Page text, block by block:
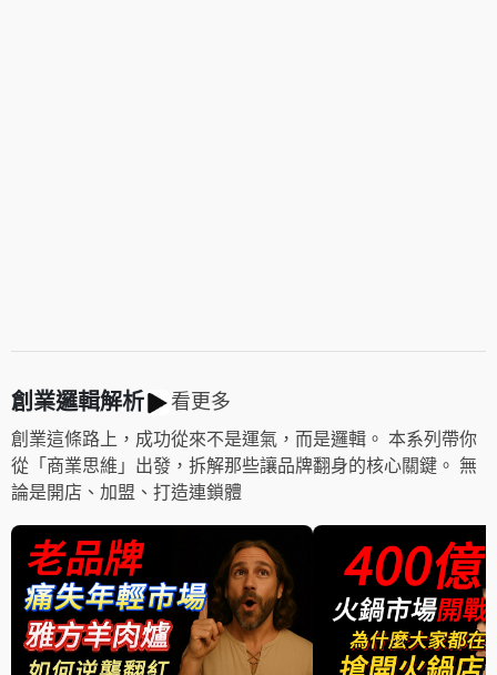
創業邏輯解析 看更多
創業這條路上，成功從來不是運氣，而是邏輯。 本系列帶你
從「商業思維」出發，拆解那些讓品牌翻身的核心關鍵。 無
論是開店、加盟、打造連鎖體